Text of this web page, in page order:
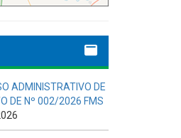
ADMINISTRATIVO DE
DE Nº 002/2026 FMS